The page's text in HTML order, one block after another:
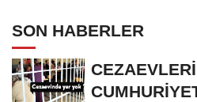
SON HABERLER